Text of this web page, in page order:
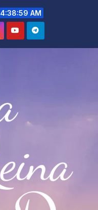
4:39:00 AM